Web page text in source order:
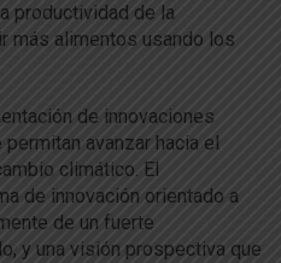
productividad de la
más alimentos usando los
de innovaciones
avanzar hacia el
climático. El
de innovación orientado a
de un fuerte
y una visión prospectiva que